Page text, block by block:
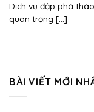
Dịch vụ đập phá
quan trọng [...]
BÀI VIẾT MỚI